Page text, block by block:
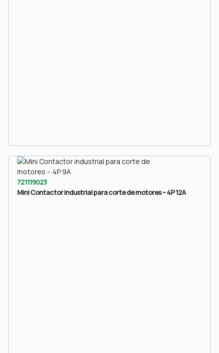
721119023
Mini Contactor industrial para corte de motores – 4P 12A